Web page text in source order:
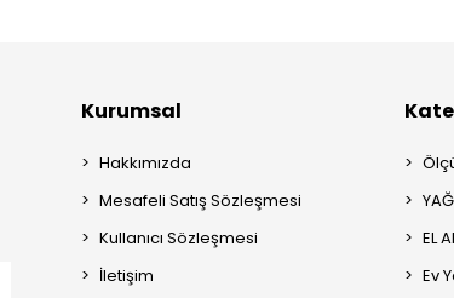
Kurumsal
Hakkımızda
Mesafeli Satış Sözleşmesi
Kullanıcı Sözleşmesi
İletişim
EL
Ev